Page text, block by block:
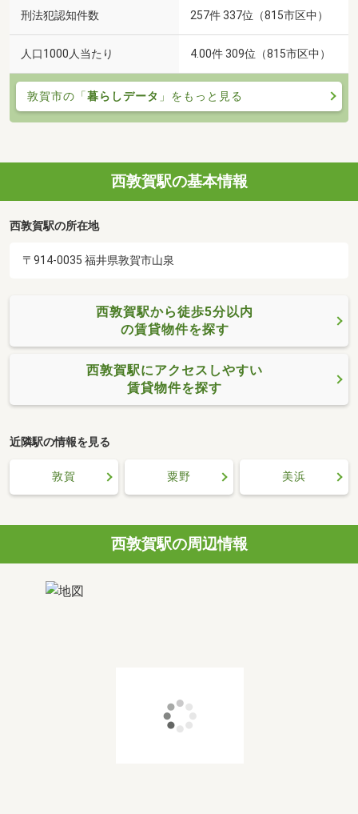
刑法犯認知件数 257件 337位（815市区中）
人口1000人当たり 4.00件 309位（815市区中）
敦賀市の「暮らしデータ 」をもっと見る
西敦賀駅の基本情報
西敦賀駅の所在地
〒914-0035 福井県敦賀市山泉
西敦賀駅から徒歩5分以内
の賃貸物件を探す
西敦賀駅にアクセスしやすい
賃貸物件を探す
近隣駅の情報を見る
敦賀 粟野 美浜
西敦賀駅の周辺情報